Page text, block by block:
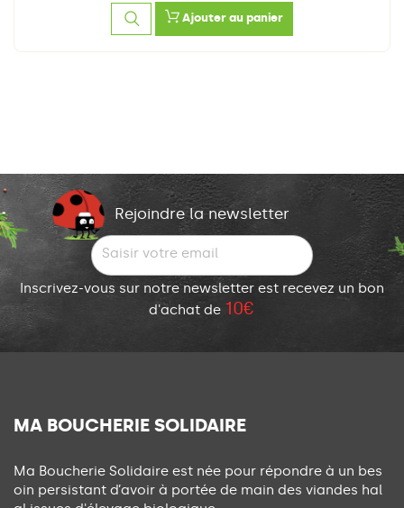
Ajouter au panier
Rejoindre la newsletter
Inscrivez-vous sur notre newsletter est recevez un bon
d'achat de 10€
MA BOUCHERIE SOLIDAIRE
Ma Boucherie Solidaire est née pour répondre à un bes
oin persistant d’avoir à portée de main des viandes hal